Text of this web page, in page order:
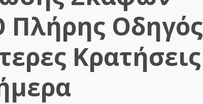
Οδηγός
Κρατήσεις